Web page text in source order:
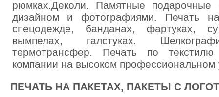
рюмках.Деколи. Памятные
дизайном и фотографиями. Печать
спецодежде, банданах, фартуках,
вымпелах, галстуках.
термотрансфер. Печать по
компании на высоком профессиональном
ПЕЧАТЬ НА ПАКЕТАХ, ПАКЕТЫ С